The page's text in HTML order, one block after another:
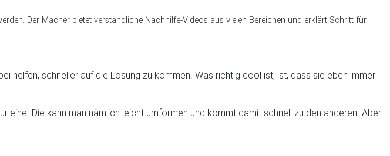
Der Macher bietet verständliche Nachhilfe-Videos aus vielen Bereichen und erklärt Schritt für
helfen, schneller auf die Lösung zu kommen. Was richtig cool ist, ist, dass sie eben immer
Die kann man nämlich leicht umformen und kommt damit schnell zu den anderen. Aber